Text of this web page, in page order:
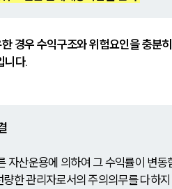
경우 수익구조와 위험요인을 충분
니다.
자산운용에 의하여 그 수익률이 변동
한 관리자로서의 주의의무를 다하